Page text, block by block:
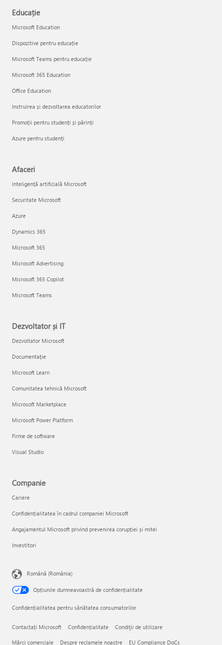
Educație
Microsoft Education
Dispozitive pentru educație
Microsoft Teams pentru educație
Microsoft 365 Education
Office Education
Instruirea și dezvoltarea educatorilor
Promoții pentru studenți și părinți
Azure pentru studenți
Afaceri
Inteligență artificială Microsoft
Securitate Microsoft
Azure
Dynamics 365
Microsoft 365
Microsoft Advertising
Microsoft 365 Copilot
Microsoft Teams
Dezvoltator și IT
Dezvoltator Microsoft
Documentație
Microsoft Learn
Comunitatea tehnică Microsoft
Microsoft Marketplace
Microsoft Power Platform
Firme de software
Visual Studio
Companie
Cariere
Confidențialitatea în cadrul companiei Microsoft
Angajamentul Microsoft privind prevenirea corupției și mitei
Investitori
Română (România)
Opțiunile dumneavoastră de confidențialitate
Confidențialitatea pentru sănătatea consumatorilor
Contactați Microsoft Confidențialitate Condiţii de utilizare
Mărci comerciale Despre reclamele noastre EU Compliance DoCs